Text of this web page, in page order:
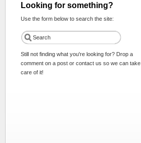
Looking for something?
Use the form below to search the site:
Still not finding what you're looking for? Drop a
comment on a post or contact us so we can take
care of it!